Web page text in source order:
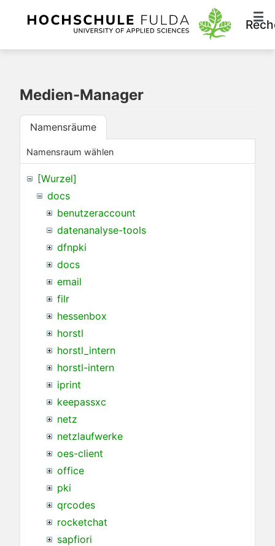
Medien-Manager
Namensräume
Namensraum wählen
[Wurzel]
docs
benutzeraccount
datenanalyse-tools
dfnpki
docs
email
filr
hessenbox
horstl
horstl_intern
horstl-intern
iprint
keepassxc
netz
netzlaufwerke
oes-client
office
pki
qrcodes
rocketchat
sapfiori